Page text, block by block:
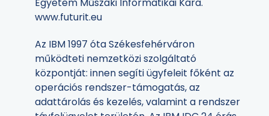
www.futurit.eu
Az IBM 1997 óta Székesfehérváron
működteti nemzetközi szolgáltató
központját: innen segíti ügyfeleit főként az
operációs rendszer-támogatás, az
adattárolás és kezelés, valamint a rendszer